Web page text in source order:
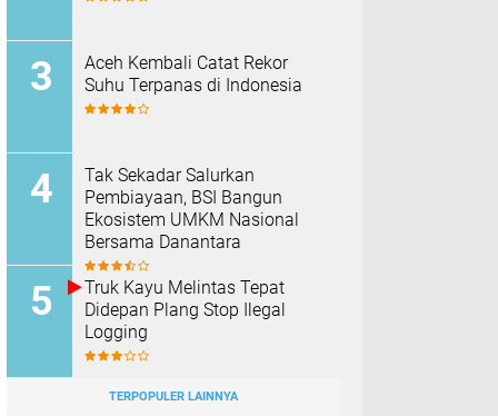
Aceh Kembali Catat Rekor
Suhu Terpanas di Indonesia
Tak Sekadar Salurkan
Pembiayaan, BSI Bangun
Ekosistem UMKM Nasional
Bersama Danantara
Truk Kayu Melintas Tepat
Didepan Plang Stop Ilegal
Logging
TERPOPULER LAINNYA